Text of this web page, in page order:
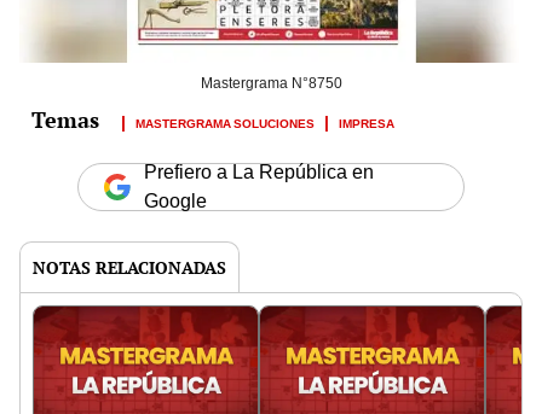
Mastergrama N°8750
MASTERGRAMA SOLUCIONES IMPRESA
Prefiero a La República en
Google
NOTAS RELACIONADAS